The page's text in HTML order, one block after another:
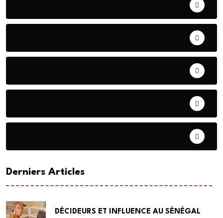
Derniers Articles
DÉCIDEURS ET INFLUENCE AU SÉNÉGAL